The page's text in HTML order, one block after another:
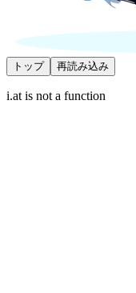
トップ 再読み込み
i.at is not a function